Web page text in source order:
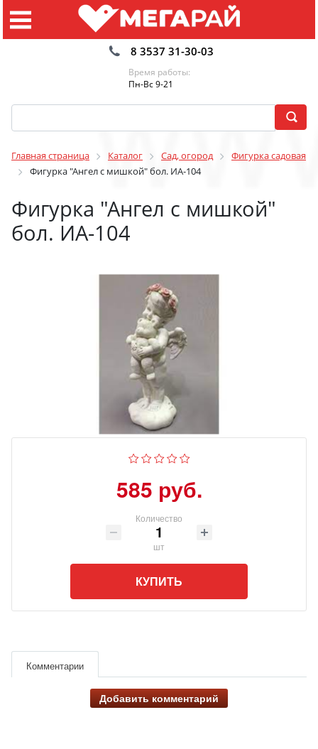
8 3537 31-30-03
Время работы:
Пн-Вс 9-21
Главная страница Каталог Сад, огород
Фигурка садовая
Фигурка "Ангел с мишкой" бол. ИА-104
Фигурка "Ангел с мишкой"
бол. ИА-104
585 руб.
Количество
шт
КУПИТЬ
Комментарии
Добавить комментарий